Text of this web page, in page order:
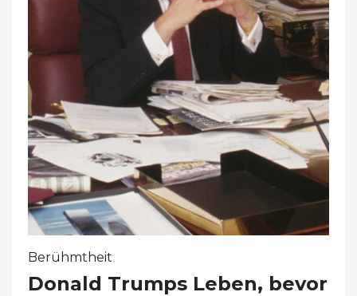
Berühmtheit
Donald Trumps Leben, bevor